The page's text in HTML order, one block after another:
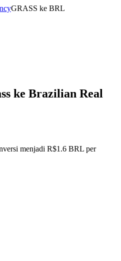
GRASS ke BRL
ke Brazilian Real
menjadi R$1.6 BRL per